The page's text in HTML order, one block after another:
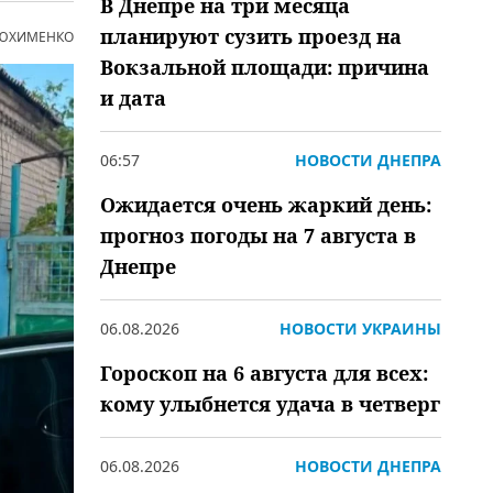
В Днепре на три месяца
планируют сузить проезд на
Вокзальной площади: причина
и дата
06:57 НОВОСТИ ДНЕПРА
Ожидается очень жаркий день:
прогноз погоды на 7 августа в
Днепре
06.08.2026 НОВОСТИ УКРАИНЫ
Гороскоп на 6 августа для всех:
кому улыбнется удача в четверг
06.08.2026 НОВОСТИ ДНЕПРА